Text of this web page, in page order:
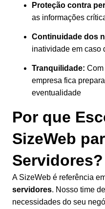
Proteção contra
as informações
Continuidade dos
inatividade em caso
Tranquilidade: Com
empresa fica
eventualidade
Por que
SizeWeb
Servidores?
A SizeWeb é referência
servidores. Nosso time
necessidades do seu